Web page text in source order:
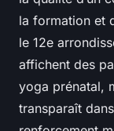
la formation et
le 12e
affichent des
yoga prénatal,
transparaît